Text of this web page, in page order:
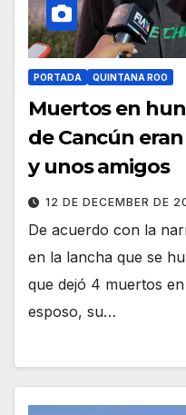
PORTADA QUINTANA ROO
Muertos en
de Cancún
y unos amigos
12 DE DECEMBER DE
De acuerdo con la
en la lancha que se
que dejó 4 muertos
esposo, su…